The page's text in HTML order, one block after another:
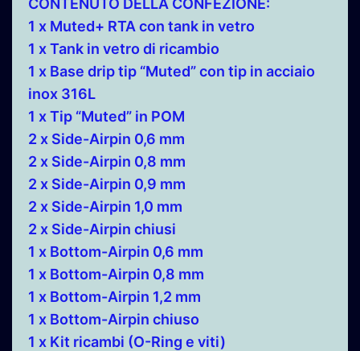
1 x Muted+ RTA con tank in vetro
1 x Tank in vetro di ricambio
1 x Base drip tip “Muted” con tip in acciaio
inox 316L
1 x Tip “Muted” in POM
2 x Side-Airpin 0,6 mm
2 x Side-Airpin 0,8 mm
2 x Side-Airpin 0,9 mm
2 x Side-Airpin 1,0 mm
2 x Side-Airpin chiusi
1 x Bottom-Airpin 0,6 mm
1 x Bottom-Airpin 0,8 mm
1 x Bottom-Airpin 1,2 mm
1 x Bottom-Airpin chiuso
1 x Kit ricambi (O-Ring e viti)